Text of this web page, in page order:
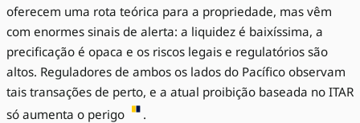
oferecem uma rota teórica para a propriedade, mas vêm
com enormes sinais de alerta: a liquidez é baixíssima, a
precificação é opaca e os riscos legais e regulatórios são
altos. Reguladores de ambos os lados do Pacífico observam
tais transações de perto, e a atual proibição baseada no ITAR
só aumenta o perigo
.